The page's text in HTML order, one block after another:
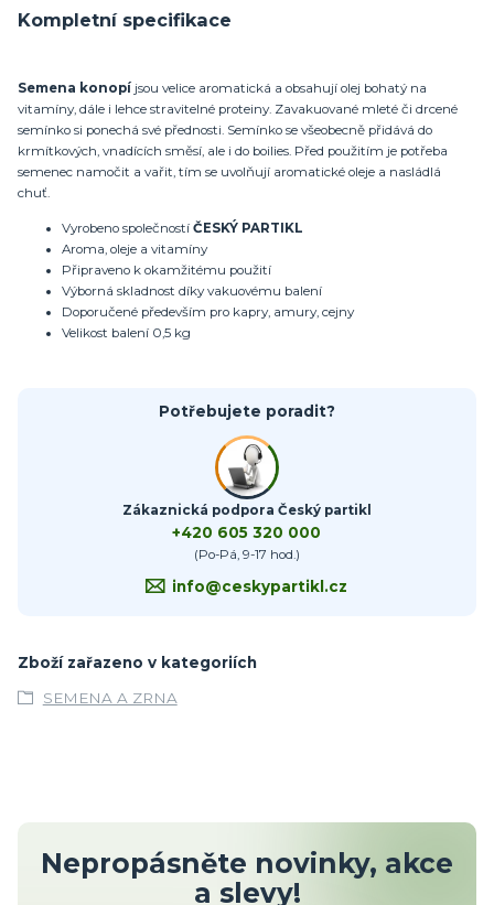
Kompletní specifikace
Semena konopí jsou velice aromatická a obsahují olej bohatý na
vitamíny, dále i lehce stravitelné proteiny. Zavakuované mleté či drcené
semínko si ponechá své přednosti. Semínko se všeobecně přidává do
krmítkových, vnadících směsí, ale i do boilies. Před použitím je potřeba
semenec namočit a vařit, tím se uvolňují aromatické oleje a nasládlá
chuť.
Vyrobeno společností ČESKÝ PARTIKL
Aroma, oleje a vitamíny
Připraveno k okamžitému použití
Výborná skladnost díky vakuovému balení
Doporučené především pro kapry, amury, cejny
Velikost balení 0,5 kg
Potřebujete poradit?
Zákaznická podpora Český partikl
+420 605 320 000
(Po-Pá, 9-17 hod.)
info@ceskypartikl.cz
Zboží zařazeno v kategoriích
SEMENA A ZRNA
Nepropásněte novinky, akce
a slevy!